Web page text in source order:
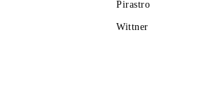
Pirastro
Wittner